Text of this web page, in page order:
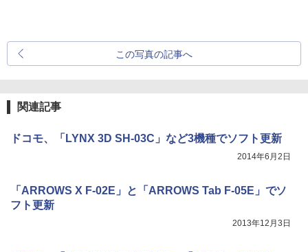
この写真の記事へ
関連記事
ドコモ、「LYNX 3D SH-03C」など3機種でソフト更新
2014年6月2日
「ARROWS X F-02E」と「ARROWS Tab F-05E」でソ
フト更新
2013年12月3日